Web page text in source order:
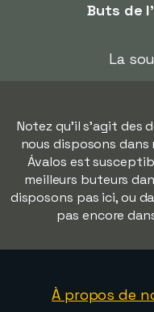
Buts de
La
Notez qu'il s'agit des
nous disposons dans
Ávalos est
meilleurs buteurs
disposons pas ici, ou
pas encore
À propos de